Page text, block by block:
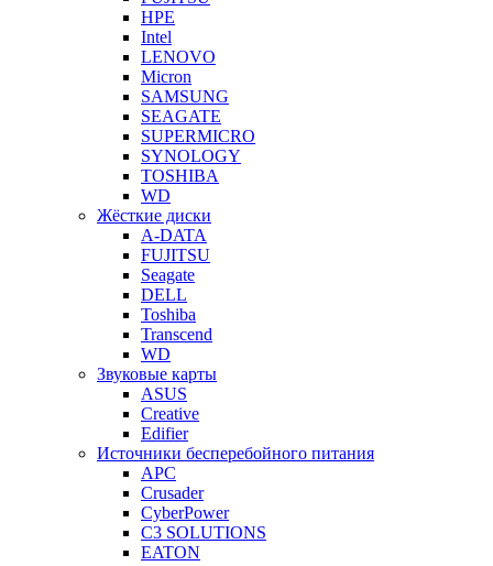
HPE
Intel
LENOVO
Micron
SAMSUNG
SEAGATE
SUPERMICRO
SYNOLOGY
TOSHIBA
WD
Жёсткие диски
A-DATA
FUJITSU
Seagate
DELL
Toshiba
Transcend
WD
Звуковые карты
ASUS
Creative
Edifier
Источники бесперебойного питания
APC
Crusader
CyberPower
C3 SOLUTIONS
EATON